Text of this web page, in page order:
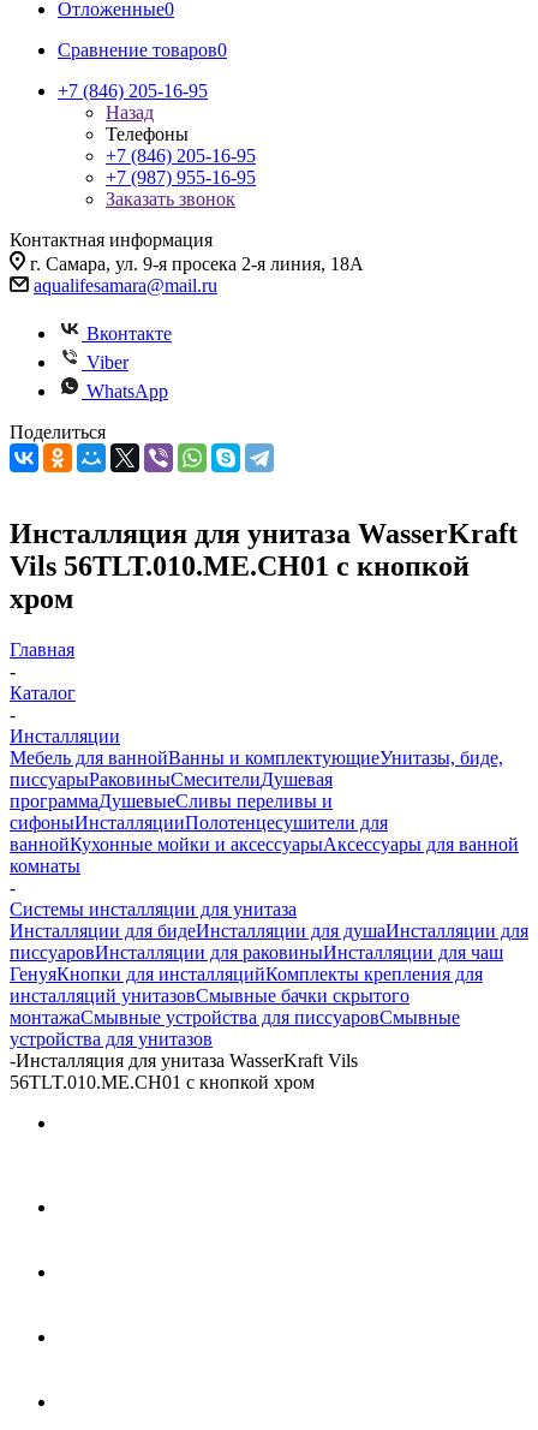
Отложенные0
Сравнение товаров0
+7 (846) 205-16-95
Назад
Телефоны
+7 (846) 205-16-95
+7 (987) 955-16-95
Заказать звонок
Контактная информация
г. Самара, ул. 9-я просека 2-я линия, 18А
aqualifesamara@mail.ru
Вконтакте
Viber
WhatsApp
Поделиться
Инсталляция для унитаза WasserKraft
Vils 56TLT.010.ME.CH01 с кнопкой
хром
Главная
-
Каталог
-
Инсталляции
Мебель для ваннойВанны и комплектующиеУнитазы, биде,
писсуарыРаковиныСмесителиДушевая
программаДушевыеСливы переливы и
сифоныИнсталляцииПолотенцесушители для
ваннойКухонные мойки и аксессуарыАксессуары для ванной
комнаты
-
Системы инсталляции для унитаза
Инсталляции для бидеИнсталляции для душаИнсталляции для
писсуаровИнсталляции для раковиныИнсталляции для чаш
ГенуяКнопки для инсталляцийКомплекты крепления для
инсталляций унитазовСмывные бачки скрытого
монтажаСмывные устройства для писсуаровСмывные
устройства для унитазов
-Инсталляция для унитаза WasserKraft Vils
56TLT.010.ME.CH01 с кнопкой хром